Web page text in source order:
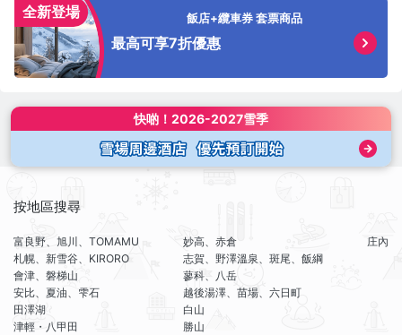
全新登場 飯店+纜車券 套票商品
最高可享7折優惠
快啲！ 2026-2027雪季
按地區搜尋
富良野、旭川、TOMAMU
札幌、新雪谷、KIRORO
會津、磐梯山
安比、夏油、雫石
田澤湖
津輕・八甲田
妙高、赤倉
志賀、野澤溫泉、斑尾、飯綱
蓼科、八岳
越後湯澤、苗場、六日町
白山
勝山
庄內